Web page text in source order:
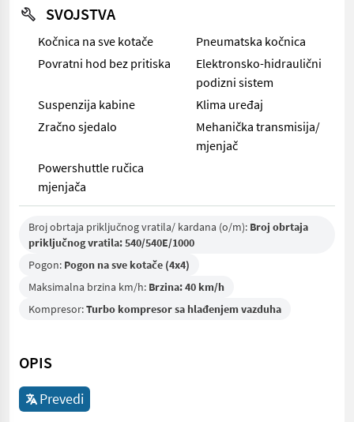
SVOJSTVA
Kočnica na sve kotače
Pneumatska kočnica
Povratni hod bez pritiska
Elektronsko-hidraulični
podizni sistem
Suspenzija kabine
Klima uređaj
Zračno sjedalo
Mehanička transmisija/
mjenjač
Powershuttle ručica
mjenjača
Broj obrtaja priključnog vratila/ kardana (o/m): Broj obrtaja
priključnog vratila: 540/540E/1000
Pogon: Pogon na sve kotače (4x4)
Maksimalna brzina km/h: Brzina: 40 km/h
Kompresor:Turbo kompresor sa hlađenjem vazduha
OPIS
Prevedi